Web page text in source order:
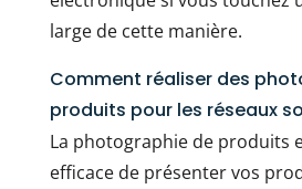
large de cette manière.
Comment réaliser des
produits pour les réseaux
La photographie de produits
efficace de présenter vos